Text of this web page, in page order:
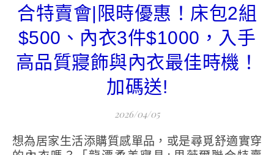
合特賣會|限時優惠！床包2組
$500、內衣3件$1000，入手
高品質寢飾與內衣最佳時機！
加碼送!
2026/04/05
想為居家生活添購質感單品，或是尋覓舒適實穿